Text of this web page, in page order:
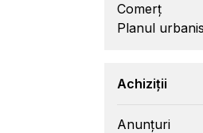
Comerț
Planul
Achiziții
Anunțuri